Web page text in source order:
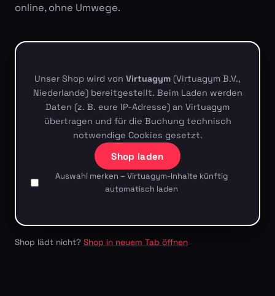
online, ohne Umwege.
Unser Shop wird von Virtuagym (Virtuagym B.V.,
Niederlande) bereitgestellt. Beim Laden werden
Daten (z. B. eure IP-Adresse) an Virtuagym
übertragen und für die Buchung technisch
notwendige Cookies gesetzt.
Shop laden
Auswahl merken – Virtuagym-Inhalte künftig
automatisch laden
Shop lädt nicht? Shop in neuem Tab öffnen